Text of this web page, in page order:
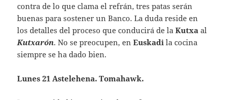
contra de lo que clama el refrán, tres patas serán
buenas para sostener un Banco. La duda reside en
los detalles del proceso que conducirá de la Kutxa al
Kutxarón. No se preocupen, enEuskadi la cocina
siempre se ha dado bien.
Lunes 21 Astelehena. Tomahawk.